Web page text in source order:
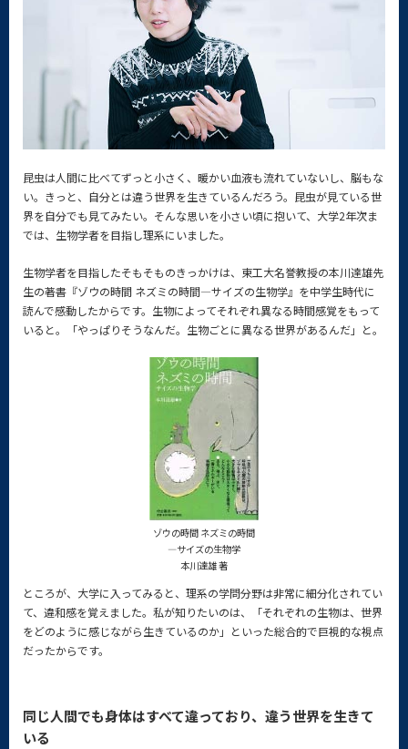
昆虫は人間に比べてずっと小さく、暖かい血液も流れていないし、脳もな
い。きっと、自分とは違う世界を生きているんだろう。昆虫が見ている世
界を自分でも見てみたい。そんな思いを小さい頃に抱いて、大学2年次ま
では、生物学者を目指し理系にいました。
生物学者を目指したそもそものきっかけは、東工大名誉教授の本川達雄先
生の著書『ゾウの時間 ネズミの時間—サイズの生物学』を中学生時代に
読んで感動したからです。生物によってそれぞれ異なる時間感覚をもって
いると。「やっぱりそうなんだ。生物ごとに異なる世界があるんだ」と。
ゾウの時間 ネズミの時間
—サイズの生物学
本川達雄 著
ところが、大学に入ってみると、理系の学問分野は非常に細分化されてい
て、違和感を覚えました。私が知りたいのは、「それぞれの生物は、世界
をどのように感じながら生きているのか」といった総合的で巨視的な視点
だったからです。
同じ人間でも身体はすべて違っており、違う世界を生きて
いる